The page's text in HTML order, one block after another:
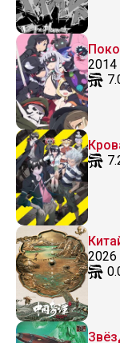
2014
2026